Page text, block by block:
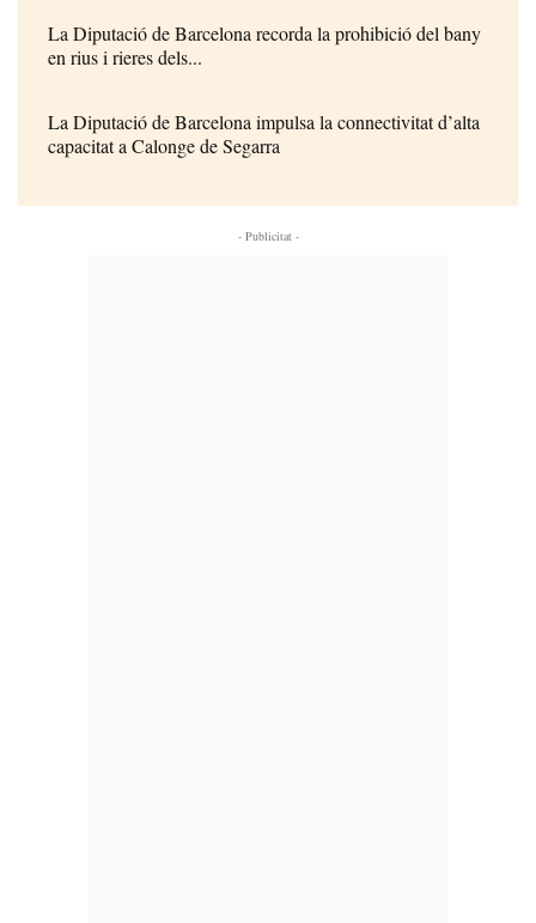
La Diputació de Barcelona recorda la prohibició del bany
en rius i rieres dels...
La Diputació de Barcelona impulsa la connectivitat d’alta
capacitat a Calonge de Segarra
- Publicitat -